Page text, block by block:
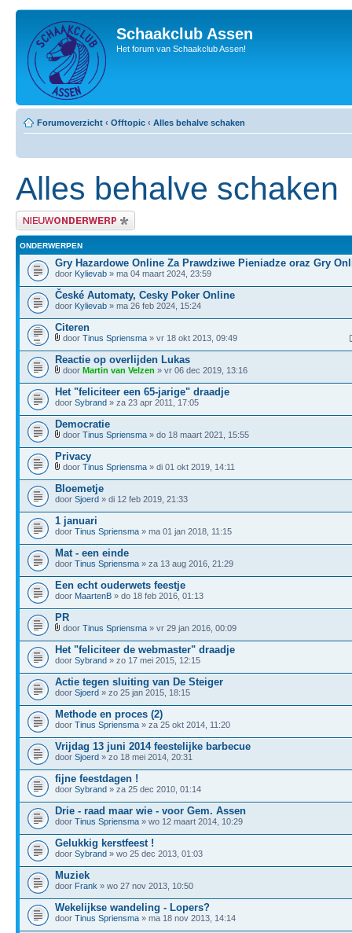
Schaakclub Assen
Het forum van Schaakclub Assen!
Forumoverzicht ‹ Offtopic ‹ Alles behalve schaken
Alles behalve schaken
Plaats een nieuw bericht
ONDERWERPEN
Gry Hazardowe Online Za Prawdziwe Pieniadze oraz Gry
door Kylievab » ma 04 maart 2024, 23:59
České Automaty, Cesky Poker Online
door Kylievab » ma 26 feb 2024, 15:24
Citeren
door Tinus Spriensma » vr 18 okt 2013, 09:49
Reactie op overlijden Lukas
door Martin van Velzen » vr 06 dec 2019, 13:16
Het "feliciteer een 65-jarige" draadje
door Sybrand » za 23 apr 2011, 17:05
Democratie
door Tinus Spriensma » do 18 maart 2021, 15:55
Privacy
door Tinus Spriensma » di 01 okt 2019, 14:11
Bloemetje
door Sjoerd » di 12 feb 2019, 21:33
1 januari
door Tinus Spriensma » ma 01 jan 2018, 11:15
Mat - een einde
door Tinus Spriensma » za 13 aug 2016, 21:29
Een echt ouderwets feestje
door MaartenB » do 18 feb 2016, 01:13
PR
door Tinus Spriensma » vr 29 jan 2016, 00:09
Het "feliciteer de webmaster" draadje
door Sybrand » zo 17 mei 2015, 12:15
Actie tegen sluiting van De Steiger
door Sjoerd » zo 25 jan 2015, 18:15
Methode en proces (2)
door Tinus Spriensma » za 25 okt 2014, 11:20
Vrijdag 13 juni 2014 feestelijke barbecue
door Sjoerd » zo 18 mei 2014, 20:31
fijne feestdagen !
door Sybrand » za 25 dec 2010, 01:14
Drie - raad maar wie - voor Gem. Assen
door Tinus Spriensma » wo 12 maart 2014, 10:29
Gelukkig kerstfeest !
door Sybrand » wo 25 dec 2013, 01:03
Muziek
door Frank » wo 27 nov 2013, 10:50
Wekelijkse wandeling - Lopers?
door Tinus Spriensma » ma 18 nov 2013, 14:14